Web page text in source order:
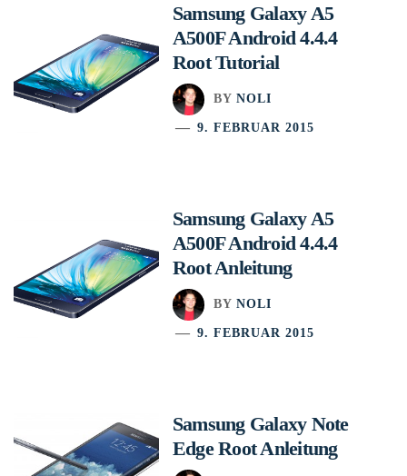
Samsung Galaxy A5
A500F Android 4.4.4
Root Tutorial
BY NOLI
9. FEBRUAR 2015
Samsung Galaxy A5
A500F Android 4.4.4
Root Anleitung
BY NOLI
9. FEBRUAR 2015
Samsung Galaxy Note
Edge Root Anleitung